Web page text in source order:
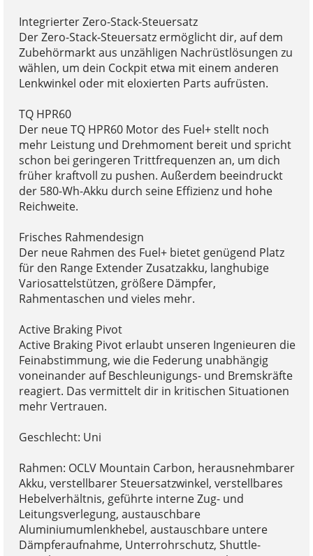
Integrierter Zero-Stack-Steuersatz
Der Zero-Stack-Steuersatz ermöglicht dir, auf dem
Zubehörmarkt aus unzähligen Nachrüstlösungen zu
wählen, um dein Cockpit etwa mit einem anderen
Lenkwinkel oder mit eloxierten Parts aufrüsten.
TQ HPR60
Der neue TQ HPR60 Motor des Fuel+ stellt noch
mehr Leistung und Drehmoment bereit und spricht
schon bei geringeren Trittfrequenzen an, um dich
früher kraftvoll zu pushen. Außerdem beeindruckt
der 580-Wh-Akku durch seine Effizienz und hohe
Reichweite.
Frisches Rahmendesign
Der neue Rahmen des Fuel+ bietet genügend Platz
für den Range Extender Zusatzakku, langhubige
Variosattelstützen, größere Dämpfer,
Rahmentaschen und vieles mehr.
Active Braking Pivot
Active Braking Pivot erlaubt unseren Ingenieuren die
Feinabstimmung, wie die Federung unabhängig
voneinander auf Beschleunigungs- und Bremskräfte
reagiert. Das vermittelt dir in kritischen Situationen
mehr Vertrauen.
Geschlecht: Uni
Rahmen: OCLV Mountain Carbon, herausnehmbarer
Akku, verstellbarer Steuersatzwinkel, verstellbares
Hebelverhältnis, geführte interne Zug- und
Leitungsverlegung, austauschbare
Aluminiumumlenkhebel, austauschbare untere
Dämpferaufnahme, Unterrohrschutz, Shuttle-